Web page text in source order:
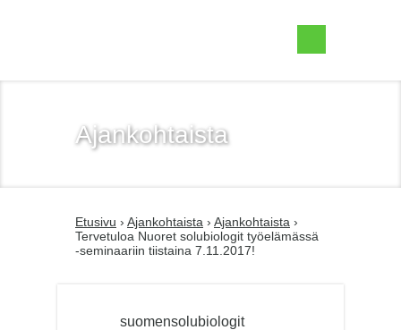
Ajankohtaista
Etusivu › Ajankohtaista › Ajankohtaista ›
Tervetuloa Nuoret solubiologit työelämässä
-seminaariin tiistaina 7.11.2017!
suomensolubiologit